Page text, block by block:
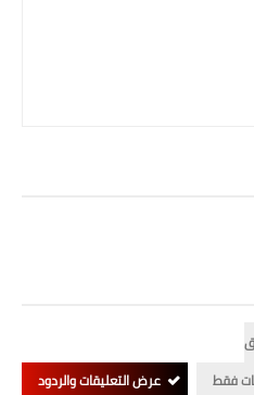
فقط
عرض التعليقات والردود